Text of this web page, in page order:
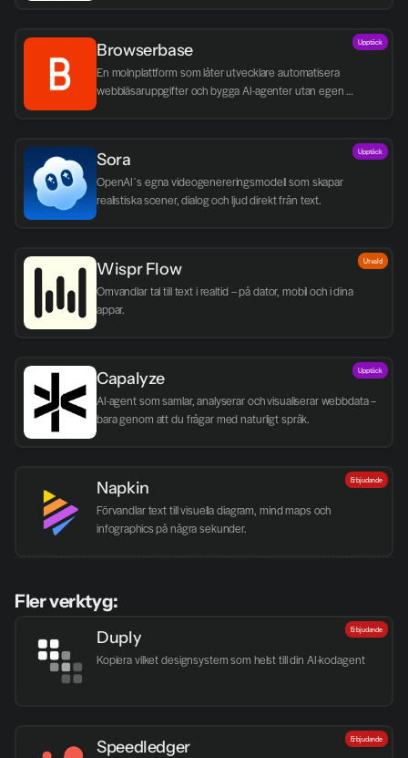
Browserbase
En molnplattform som låter utvecklare automatisera
webbläsaruppgifter och bygga AI-agenter utan egen
Upptäck
Sora
OpenAI´s egna videogenereringsmodell som skapar
realistiska scener, dialog och ljud direkt från text.
Upptäck
Wispr Flow
Omvandlar tal till text i realtid – på dator, mobil och i dina
appar.
Utvald
Capalyze
AI-agent som samlar, analyserar och visualiserar webbdata –
bara genom att du frågar med naturligt språk.
Upptäck
Napkin
Förvandlar text till visuella diagram, mind maps och
infographics på några sekunder.
Erbjudande
Fler verktyg:
Duply
Kopiera vilket designsystem som helst till din AI-kodagent
Erbjudande
Speedledger Erbjudande